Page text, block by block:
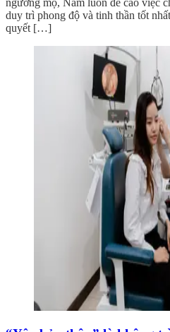
duy trì phong độ và tinh thần tốt
quyết […]